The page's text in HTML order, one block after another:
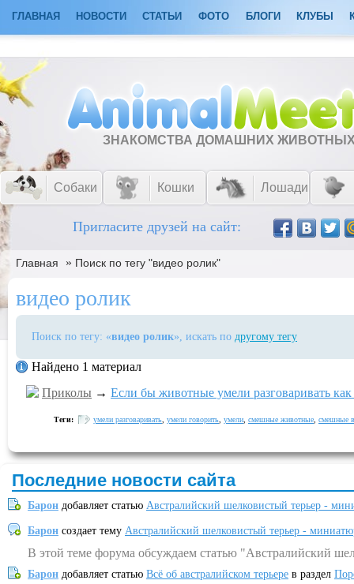
ГЛАВНАЯ НОВОСТИ СТАТЬИ ФОТО БЛОГИ КЛУБЫ
ЗНАКОМСТВА ДОМАШНИХ
Собаки Кошки Лошади
Пригласите друзей на сайт:
Главная » Поиск по тегу "видео ролик"
видео ролик
Поиск по тегу: «видео ролик», искать по другому тегу
Найдено 1 материал
Приколы → Если бы животные умели разговаривать
Теги: умели разговаривать умели говорить умели смешные животные смешные
Последние новости сайта
Барон добавляет статью Австралийский шелковистый терьер -
Барон создает тему Австралийский шелковистый терьер -
В этой теме форума обсуждаем статью "Австралийский
Барон добавляет статью Всё об австралийском терьере в раздел